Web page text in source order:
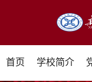
首页 学校简介